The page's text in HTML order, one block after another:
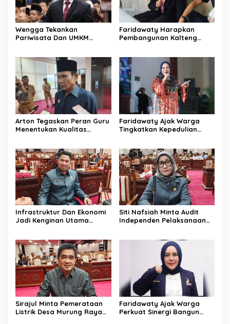
Wengga Tekankan
Pariwisata Dan UMKM
Faridawaty Harapkan
Pembangunan Kalteng
Arton Tegaskan Peran Guru
Menentukan Kualitas
Faridawaty Ajak Warga
Tingkatkan Kepedulian
Infrastruktur Dan Ekonomi
Jadi Kenginan Utama
Siti Nafsiah Minta Audit
Independen Pelaksanaan
Sirajul Minta Pemerataan
Listrik Desa Murung Raya
Faridawaty Ajak Warga
Perkuat Sinergi Bangun